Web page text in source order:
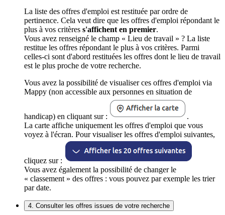
La liste des offres d'emploi est restituée par ordre de
pertinence. Cela veut dire que les offres d'emploi répondant le
plus à vos critères s'affichent en premier.
Vous avez renseigné le champ « Lieu de travail » ? La liste
restitue les offres répondant le plus à vos critères. Parmi
celles-ci sont d'abord restituées les offres dont le lieu de travail
est le plus proche de votre recherche.
Vous avez la possibilité de visualiser ces offres d'emploi via
Mappy (non accessible aux personnes en situation de
handicap) en cliquant sur :
.
La carte affiche uniquement les offres d'emploi que vous
voyez à l'écran. Pour visualiser les offres d'emploi suivantes,
cliquez sur :
Vous avez également la possibilité de changer le
« classement » des offres : vous pouvez par exemple les trier
par date.
4. Consulter les offres issues de votre recherche